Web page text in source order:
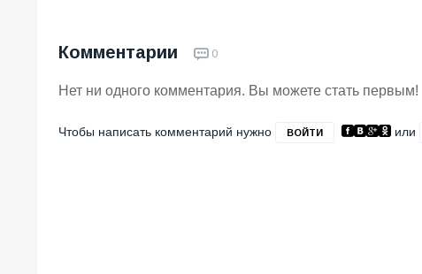
Комментарии 0
Нет ни одного комментария. Вы можете стать первым!
Чтобы написать комментарий нужно ВОЙТИ или